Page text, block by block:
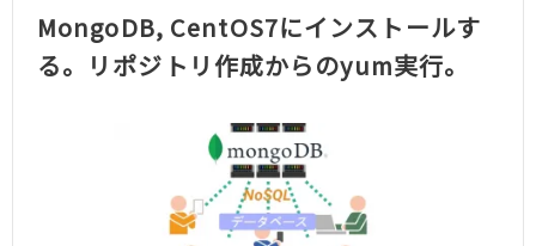
MongoDB, CentOS7にインストールす
る。リポジトリ作成からのyum実行。